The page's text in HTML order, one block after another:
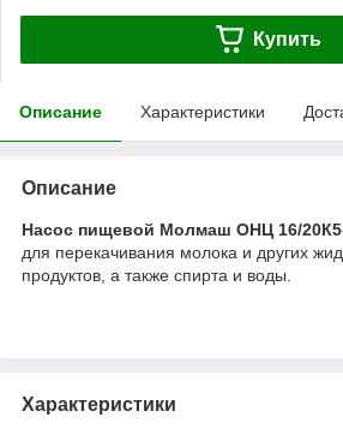
Купить
Описание Характеристики
Описание
Насос пищевой Молмаш ОНЦ 16/
для перекачивания молока и других
продуктов, а также спирта и воды.
Характеристики